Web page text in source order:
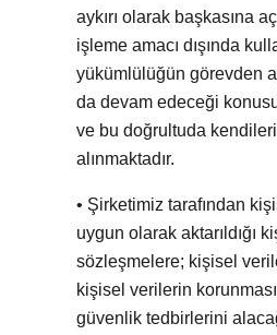
aykırı olarak başkasına
işleme amacı dışında
yükümlülüğün görevden
da devam edeceği
ve bu doğrultuda
alınmaktadır.
• Şirketimiz tarafından
uygun olarak aktarıldığı
sözleşmelere; kişisel
kişisel verilerin
güvenlik tedbirlerini